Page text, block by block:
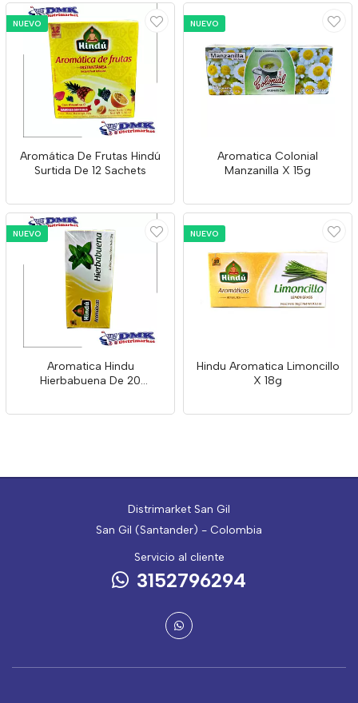
NUEVO
Aromática De Frutas Hindú
Surtida De 12 Sachets
NUEVO
Aromatica Colonial
Manzanilla X 15g
NUEVO
Aromatica Hindu
Hierbabuena De 20
NUEVO
Hindu Aromatica Limoncillo
X 18g
Distrimarket San Gil
San Gil (Santander) - Colombia
Servicio al cliente
3152796294